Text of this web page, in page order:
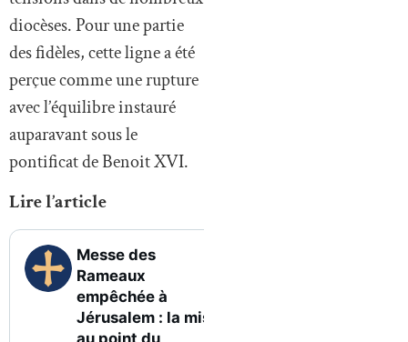
diocèses. Pour une partie
des fidèles, cette ligne a été
perçue comme une rupture
avec l’équilibre instauré
auparavant sous le
pontificat de Benoit XVI.
Lire l’article